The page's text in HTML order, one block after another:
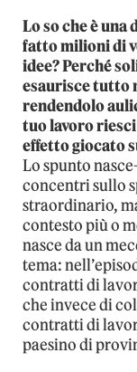
Lo so che è una
fatto milioni di
idee? Perché
esaurisce tutto
rendendolo
tuo lavoro
effetto giocato
Lo spunto
concentri sullo
straordinario,
contesto più o
nasce da un
tema:
contratti di
che invece di
contratti di
paesino di